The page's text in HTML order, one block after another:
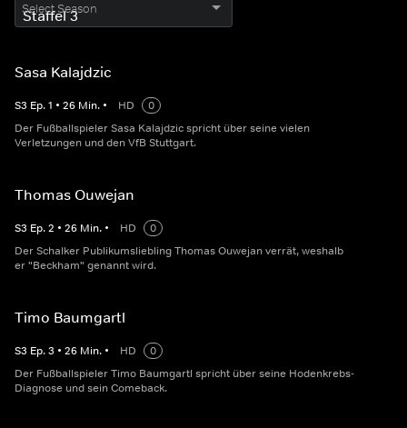
Select Season
Sasa Kalajdzic
S3 Ep.1 • 26 Min. • HD
0
Der Fußballspieler Sasa Kalajdzic spricht über seine vielen
Verletzungen und den VfB Stuttgart.
Thomas Ouwejan
S3 Ep.2 • 26 Min. • HD
0
Der Schalker Publikumsliebling Thomas Ouwejan verrät, weshalb
er "Beckham" genannt wird.
Timo Baumgartl
S3 Ep.3 • 26 Min. • HD
0
Der Fußballspieler Timo Baumgartl spricht über seine Hodenkrebs-
Diagnose und sein Comeback.